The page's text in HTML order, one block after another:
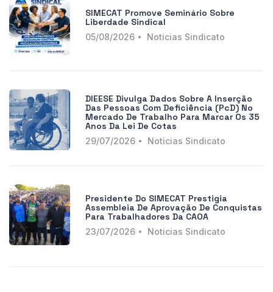
SIMECAT Promove Seminário Sobre
Liberdade Sindical
05/08/2026 Noticias Sindicato
DIEESE Divulga Dados Sobre A Inserção
Das Pessoas Com Deficiência (PcD) No
Mercado De Trabalho Para Marcar Os 35
Anos Da Lei De Cotas
29/07/2026 Noticias Sindicato
Presidente Do SIMECAT Prestigia
Assembleia De Aprovação De Conquistas
Para Trabalhadores Da CAOA
23/07/2026 Noticias Sindicato